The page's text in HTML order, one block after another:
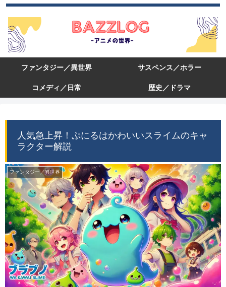
ファンタジー／異世界 サスペンス／ホラー
コメディ／日常 歴史／ドラマ
人気急上昇！ぷにるはかわいいスライムのキャ
ラクター解説
ファンタジー／異世界